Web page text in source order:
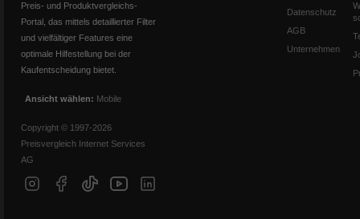
Preis- und Produktvergleichs-
Portal, das mittels detaillierter Filter
und vielfältiger Features eine
optimale Hilfestellung bei der
Kaufentscheidung bietet.
Ansicht wählen: Mobile
Copyright © 1997-2026
Preisvergleich Internet Services
AG
Datenschutz
AGB
Unternehmen